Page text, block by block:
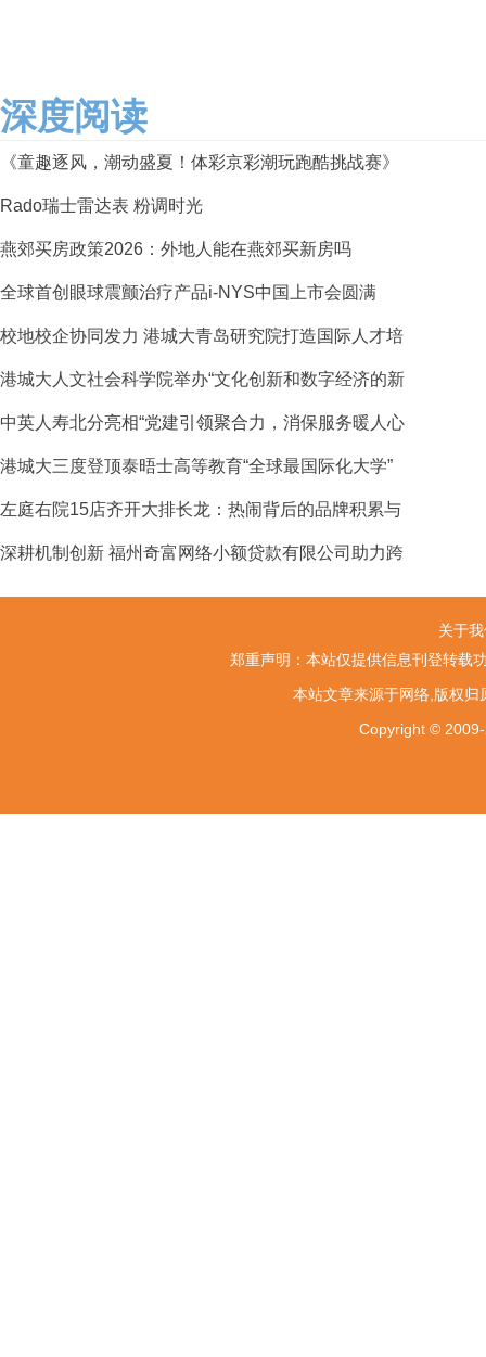
深度阅读
《童趣逐风，潮动盛夏！体彩京彩潮玩跑酷挑战赛》
Rado瑞士雷达表 粉调时光
燕郊买房政策2026：外地人能在燕郊买新房吗
全球首创眼球震颤治疗产品i-NYS中国上市会圆满
校地校企协同发力 港城大青岛研究院打造国际人才培
港城大人文社会科学院举办“文化创新和数字经济的新
中英人寿北分亮相“党建引领聚合力，消保服务暖人心
港城大三度登顶泰晤士高等教育“全球最国际化大学”
左庭右院15店齐开大排长龙：热闹背后的品牌积累与
深耕机制创新 福州奇富网络小额贷款有限公司助力跨
关于
郑重声明：本站仅提供信息刊登转载
本站文章来源于网络,版权
Copyright ©